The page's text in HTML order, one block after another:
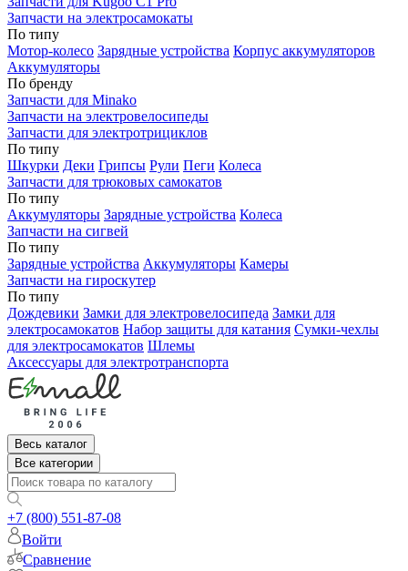
Запчасти на электросамокаты
По типу
Мотор-колесо Зарядные устройства Корпус аккумуляторов
Аккумуляторы
По бренду
Запчасти для Minako
Запчасти на электровелосипеды
Запчасти для электротрициклов
По типу
Шкурки Деки Грипсы Рули Пеги Колеса
Запчасти для трюковых самокатов
По типу
Аккумуляторы Зарядные устройства Колеса
Запчасти на сигвей
По типу
Зарядные устройства Аккумуляторы Камеры
Запчасти на гироскутер
По типу
Дождевики Замки для электровелосипеда Замки для
электросамокатов Набор защиты для катания Сумки-чехлы
для электросамокатов Шлемы
Аксессуары для электротранспорта
Весь каталог
Все категории
+7 (800) 551-87-08
Войти
Сравнение